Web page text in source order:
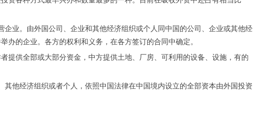
企业。由外国公司、企业和其他经济组织或个人同中国的公司、企业或其他经
办的企业。各方的权利和义务，在各方签订的合同中确定。
提供全部或大部分资金，中方提供土地、厂房、可利用的设备、设施，有的
其他经济组织或者个人，依照中国法律在中国境内设立的全部资本由外国投资